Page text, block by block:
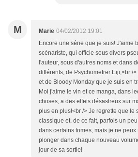
M Marie 04/02/2012 19:01
Encore une série que je suis! J'aime
scénariste, qui officie sous divers
l'auteur, sous d'autres noms et dans
différents, de Psychometrer Eiji,<br /
et de Bloody Monday que je suis en
Moi j'aime le vin et ce manga, dans
choses, a des effets désastreux sur
plus en plus!<br /> Je regrette que le
classique et, de ce fait, parfois un
dans certains tomes, mais je ne peux
plonger dans chaque nouveau
jour de sa sortie!